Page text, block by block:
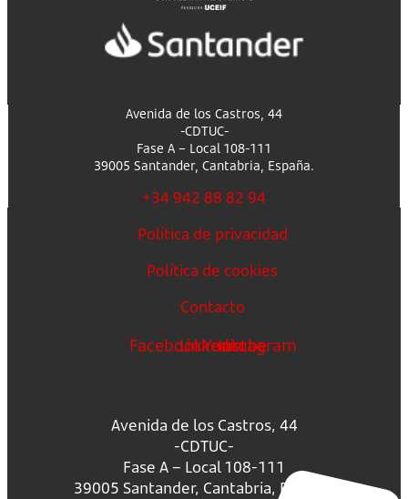
Avenida de los Castros, 44
-CDTUC-
Fase A – Local 108-111
39005 Santander, Cantabria, España.
+34 942 88 82 94
Política de privacidad
Política de cookies
Contacto
FacebookLinkedin
Youtube
Instagram
Avenida de los Castros, 44
-CDTUC-
Fase A – Local 108-111
39005 Santander, Cantabria, España.